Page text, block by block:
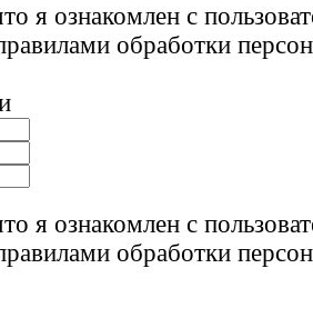
я ознакомлен с
обработки
я ознакомлен с
обработки